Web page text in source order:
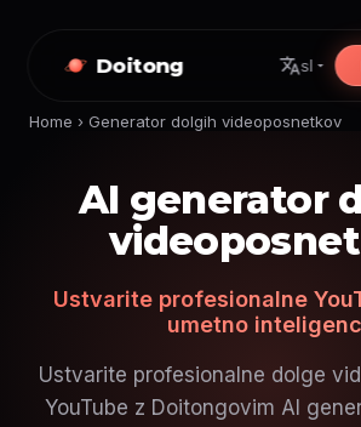
Doitong sl
Home › Generator dolgih videoposnetkov
AI generator
Ustvarite profesionalne
umetno
Ustvarite profesionalne dolge
YouTube z Doitongovim AI